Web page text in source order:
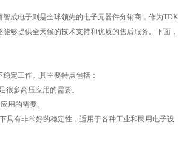
成电子则是全球领先的电子元器件分销商，作为TDK
够提供全天候的技术支持和优质的售后服务。下面，
定工作。其主要特点包括：
很多高压应用的需要。
用的需要。
具有非常好的稳定性，适用于各种工业和民用电子设